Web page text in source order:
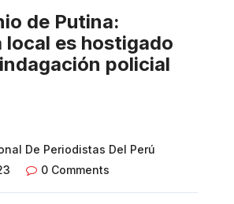
de Putina:
local es hostigado
policial
De Periodistas Del Perú
0 Comments